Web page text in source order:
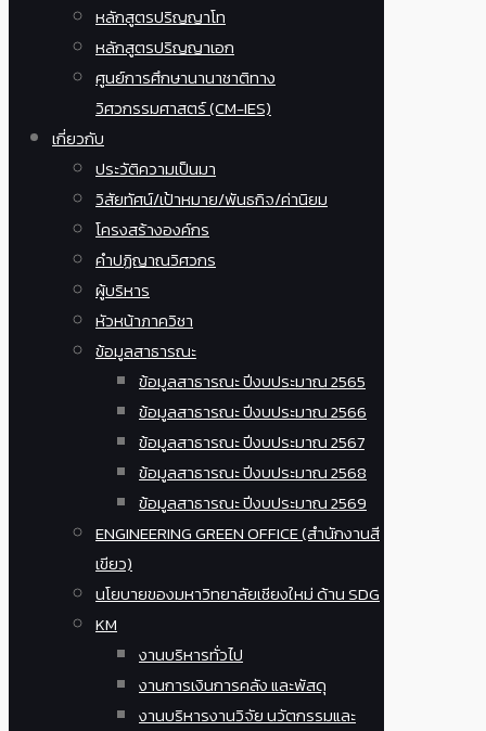
หลักสูตรปริญญาโท
หลักสูตรปริญญาเอก
ศูนย์การศึกษานานาชาติทาง
วิศวกรรมศาสตร์ (CM-IES)
เกี่ยวกับ
ประวัติความเป็นมา
วิสัยทัศน์/เป้าหมาย/พันธกิจ/ค่านิยม
โครงสร้างองค์กร
คำปฏิญาณวิศวกร
ผู้บริหาร
หัวหน้าภาควิชา
ข้อมูลสาธารณะ
ข้อมูลสาธารณะ ปีงบประมาณ 2565
ข้อมูลสาธารณะ ปีงบประมาณ 2566
ข้อมูลสาธารณะ ปีงบประมาณ 2567
ข้อมูลสาธารณะ ปีงบประมาณ 2568
ข้อมูลสาธารณะ ปีงบประมาณ 2569
ENGINEERING GREEN OFFICE (สำนักงานสี
เขียว)
นโยบายของมหาวิทยาลัยเชียงใหม่ ด้าน SDG
KM
งานบริหารทั่วไป
งานการเงินการคลัง และพัสดุ
งานบริหารงานวิจัย นวัตกรรมและ